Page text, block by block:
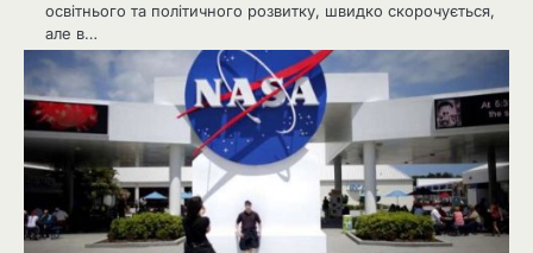
освітнього та політичного розвитку, швидко скорочується,
але в…